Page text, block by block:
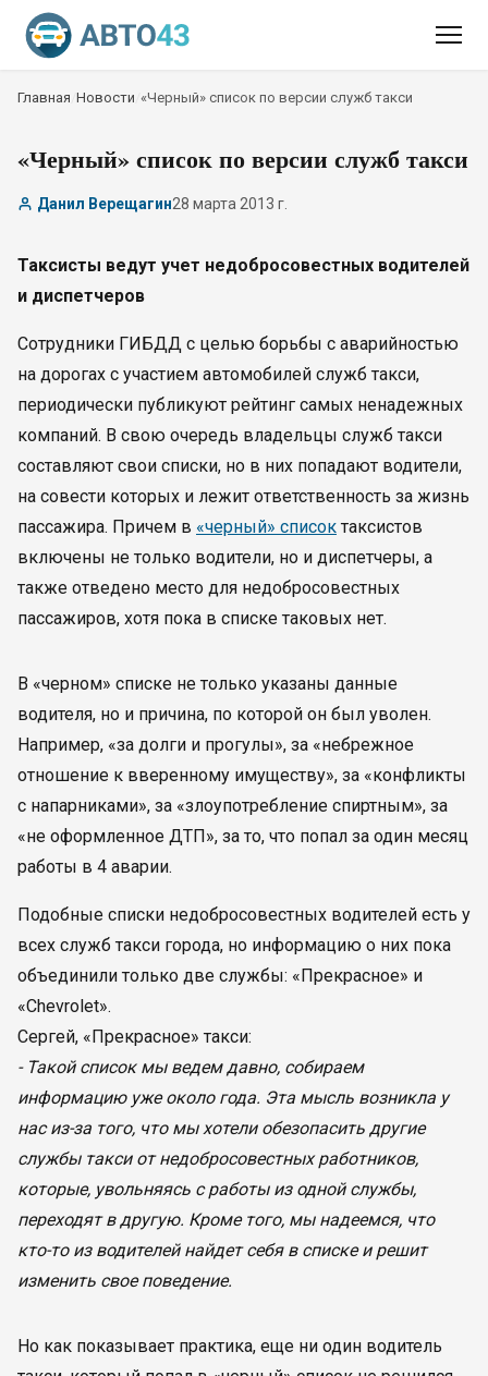
Главная Новости «Черный» список по версии служб такси
«Черный» список по версии служб такси
Данил Верещагин28 марта 2013 г.
Таксисты ведут учет недобросовестных водителей
и диспетчеров
Сотрудники ГИБДД с целью борьбы с аварийностью
на дорогах с участием автомобилей служб такси,
периодически публикуют рейтинг самых ненадежных
компаний. В свою очередь владельцы служб такси
составляют свои списки, но в них попадают водители,
на совести которых и лежит ответственность за жизнь
пассажира. Причем в «черный» список таксистов
включены не только водители, но и диспетчеры, а
также отведено место для недобросовестных
пассажиров, хотя пока в списке таковых нет.
В «черном» списке не только указаны данные
водителя, но и причина, по которой он был уволен.
Например, «за долги и прогулы», за «небрежное
отношение к вверенному имуществу», за «конфликты
с напарниками», за «злоупотребление спиртным», за
«не оформленное ДТП», за то, что попал за один месяц
работы в 4 аварии.
Подобные списки недобросовестных водителей есть у
всех служб такси города, но информацию о них пока
объединили только две службы: «Прекрасное» и
«Chevrolet».
Сергей, «Прекрасное» такси:
- Такой список мы ведем давно, собираем
информацию уже около года. Эта мысль возникла у
нас из-за того, что мы хотели обезопасить другие
службы такси от недобросовестных работников,
которые, увольняясь с работы из одной службы,
переходят в другую. Кроме того, мы надеемся, что
кто-то из водителей найдет себя в списке и решит
изменить свое поведение.
Но как показывает практика, еще ни один водитель